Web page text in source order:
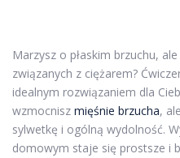
Marzysz o płaskim brzuchu,
związanych z ciężarem?
idealnym rozwiązaniem dla
wzmocnisz mięśnie brzucha,
sylwetkę i ogólną wydolność.
domowym staje się prostsze i